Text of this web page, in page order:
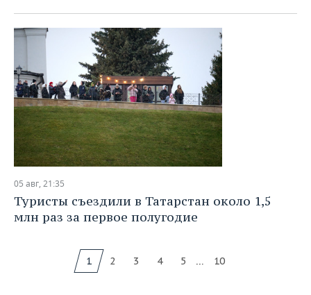
05 авг, 21:35
Туристы съездили в Татарстан около 1,5
млн раз за первое полугодие
1 2 3 4 5 ... 10